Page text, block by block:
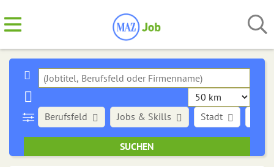
Stadt
Berufsfeld Jobs & Skills